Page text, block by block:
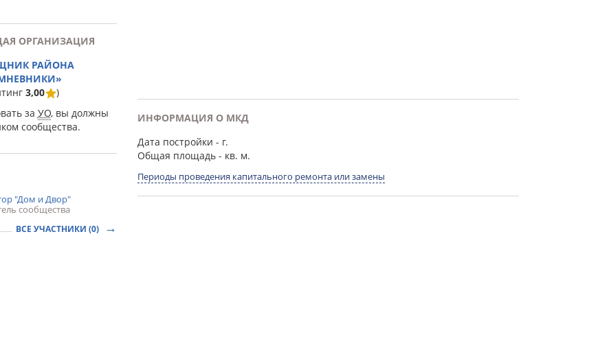
ОРГАНИЗАЦИЯ
РАЙОНА
3,00
)
за УО, вы должны
сообщества.
"Дом и Двор"
сообщества
ВСЕ УЧАСТНИКИ (0)
ИНФОРМАЦИЯ О МКД
Дата постройки - г.
Общая площадь- кв. м.
Периоды проведения капитального ремонта или замены